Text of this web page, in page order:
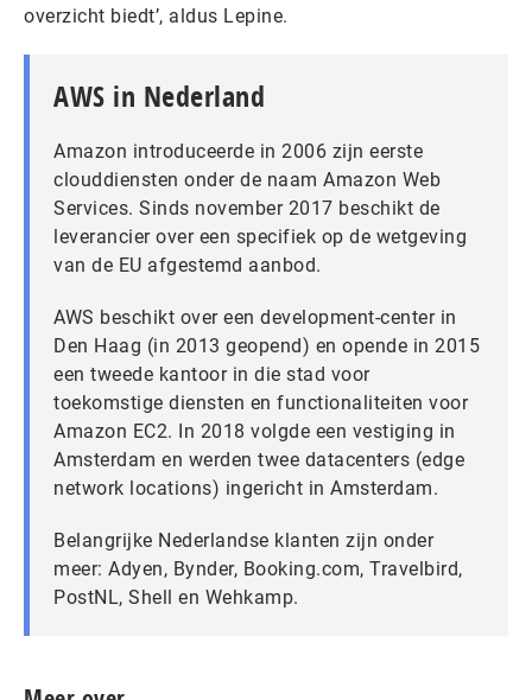
overzicht biedt’, aldus Lepine.
AWS in Nederland
Amazon introduceerde in 2006 zijn eerste
clouddiensten onder de naam Amazon Web
Services. Sinds november 2017 beschikt de
leverancier over een specifiek op de wetgeving
van de EU afgestemd aanbod.
AWS beschikt over een development-center in
Den Haag (in 2013 geopend) en opende in 2015
een tweede kantoor in die stad voor
toekomstige diensten en functionaliteiten voor
Amazon EC2. In 2018 volgde een vestiging in
Amsterdam en werden twee datacenters (edge
network locations) ingericht in Amsterdam.
Belangrijke Nederlandse klanten zijn onder
meer: Adyen, Bynder, Booking.com, Travelbird,
PostNL, Shell en Wehkamp.